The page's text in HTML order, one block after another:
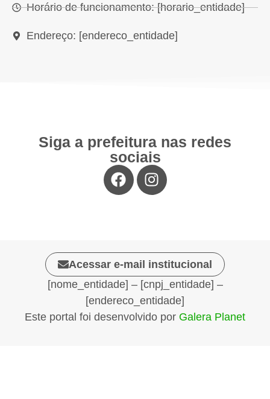
Horário de funcionamento: [horario_entidade]
Endereço: [endereco_entidade]
Siga a prefeitura nas redes
sociais
Acessar e-mail institucional
[nome_entidade] – [cnpj_entidade] –
[endereco_entidade]
Este portal foi desenvolvido por Galera Planet